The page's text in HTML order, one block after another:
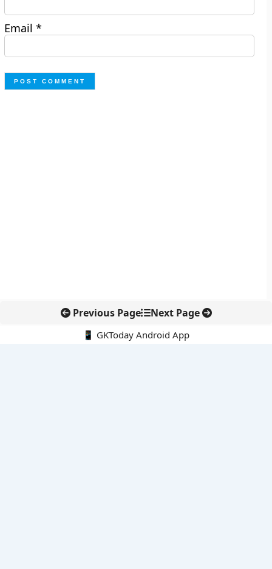
Email*
Previous Page Next Page
📱 GKToday Android App